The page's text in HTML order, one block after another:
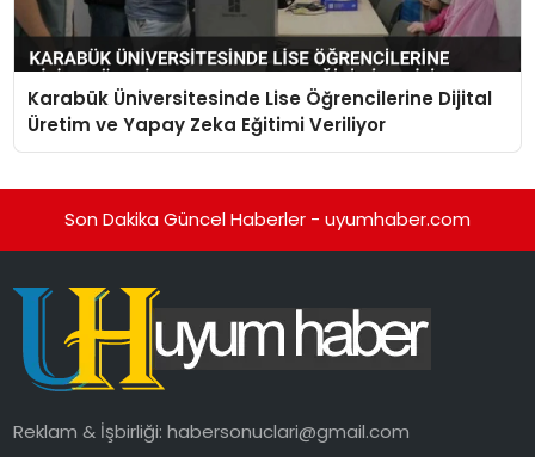
Karabük Üniversitesinde Lise Öğrencilerine Dijital
Üretim ve Yapay Zeka Eğitimi Veriliyor
Son Dakika Güncel Haberler - uyumhaber.com
Reklam & İşbirliği:habersonuclari@gmail.com